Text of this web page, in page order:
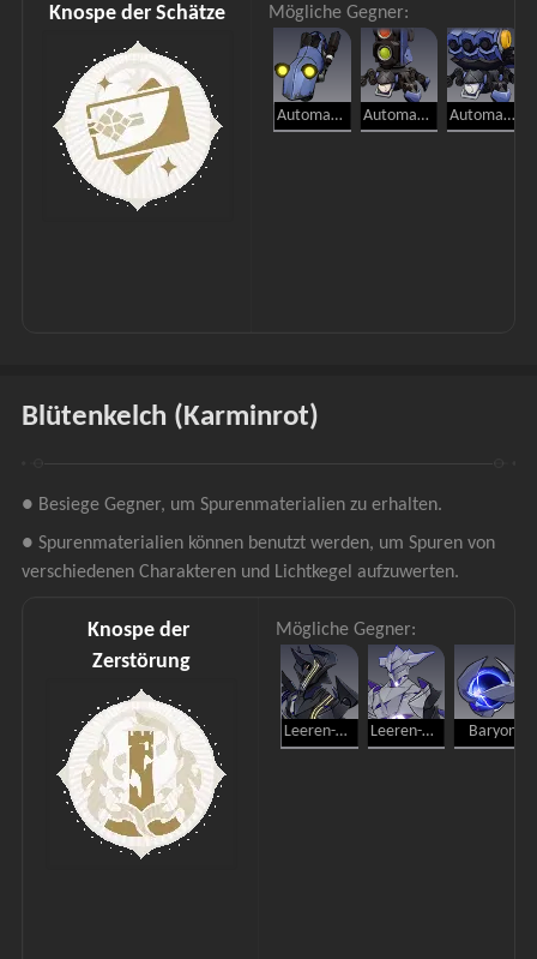
Knospe der Schätze Mögliche Gegner:
Automaton-Hund Automaton-Käfer Automaton-Spinne
Blütenkelch (Karminrot)
● Besiege Gegner, um Spurenmaterialien zu erhalten.
● Spurenmaterialien können benutzt werden, um Spuren von
verschiedenen Charakteren und Lichtkegel aufzuwerten.
Knospe der
Zerstörung
Mögliche Gegner:
Leeren-Ranger: Eliminator Leeren-Ranger: Verzerrer Baryon